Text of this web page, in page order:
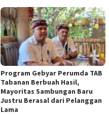
Program Gebyar Perumda TAB
Tabanan Berbuah Hasil,
Mayoritas Sambungan Baru
Justru Berasal dari Pelanggan
Lama